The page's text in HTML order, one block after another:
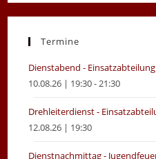
in
new
in
new
Termine
Dienstabend - Einsatzabteilung
10.08.26 | 19:30 - 21:30
Drehleiterdienst -
12.08.26 | 19:30
Dienstnachmittag -